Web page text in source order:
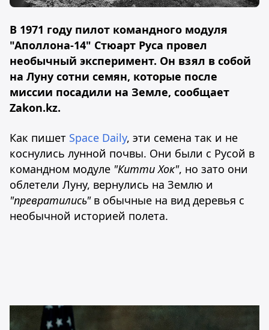
В 1971 году пилот командного модуля
"Аполлона-14" Стюарт Руса провел
необычный эксперимент. Он взял в собой
на Луну сотни семян, которые после
миссии посадили на Земле, сообщает
Zakon.kz.
Как пишет Space Daily, эти семена так и не
коснулись лунной почвы. Они были с Русой в
командном модуле "Китти Хок", но зато они
облетели Луну, вернулись на Землю и
"превратились" в обычные на вид деревья с
необычной историей полета.